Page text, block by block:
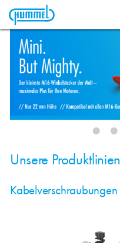
Unsere Produktlinien
Kabelverschraubungen